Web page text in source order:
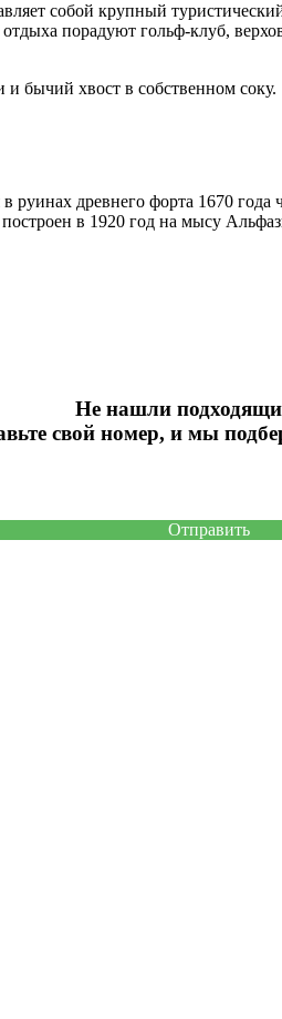
собой крупный
порадуют гольф-клуб,
бычий хвост в собственном соку.
руинах древнего форта 1670
в 1920 год на мысу
Не нашли
свой номер, и мы
Отправить